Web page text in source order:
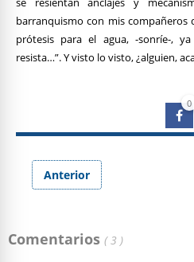
barranquismo con mis
prótesis para el agua, -sonríe-,
resista…”. Y visto lo visto, ¿alguien,
0
Anterior
Comentarios ( 3 )